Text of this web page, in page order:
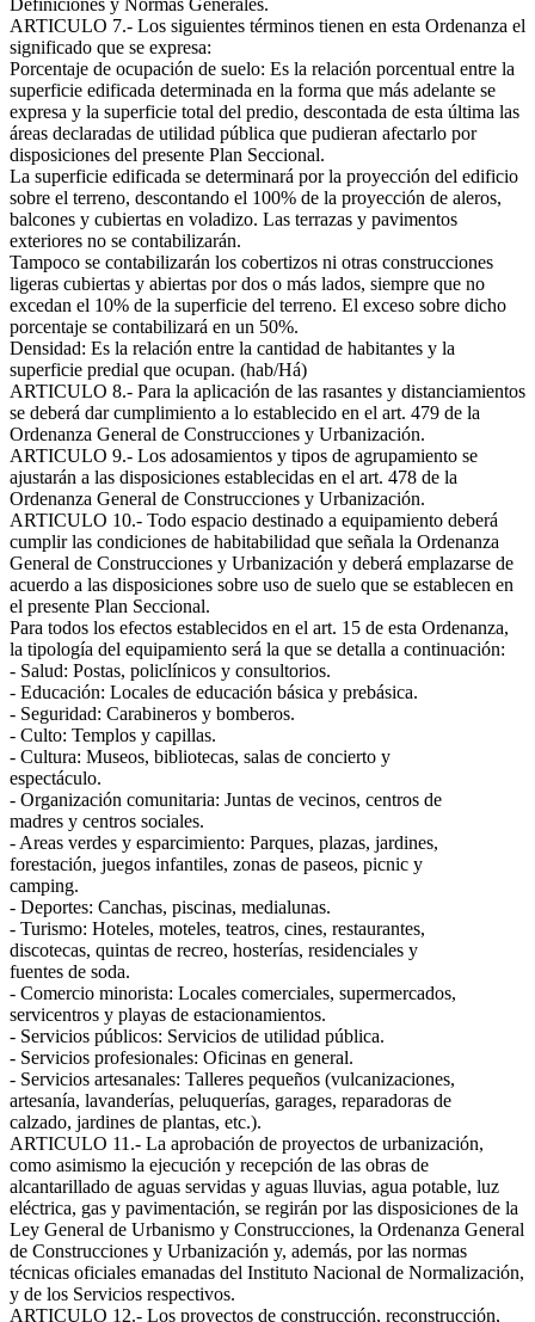
Definiciones y Normas Generales.
ARTICULO 7.- Los siguientes términos tienen en esta Ordenanza el
significado que se expresa:
Porcentaje de ocupación de suelo: Es la relación porcentual entre la
superficie edificada determinada en la forma que más adelante se
expresa y la superficie total del predio, descontada de esta última las
áreas declaradas de utilidad pública que pudieran afectarlo por
disposiciones del presente Plan Seccional.
La superficie edificada se determinará por la proyección del edificio
sobre el terreno, descontando el 100% de la proyección de aleros,
balcones y cubiertas en voladizo. Las terrazas y pavimentos
exteriores no se contabilizarán.
Tampoco se contabilizarán los cobertizos ni otras construcciones
ligeras cubiertas y abiertas por dos o más lados, siempre que no
excedan el 10% de la superficie del terreno. El exceso sobre dicho
porcentaje se contabilizará en un 50%.
Densidad: Es la relación entre la cantidad de habitantes y la
superficie predial que ocupan. (hab/Há)
ARTICULO 8.- Para la aplicación de las rasantes y distanciamientos
se deberá dar cumplimiento a lo establecido en el art. 479 de la
Ordenanza General de Construcciones y Urbanización.
ARTICULO 9.- Los adosamientos y tipos de agrupamiento se
ajustarán a las disposiciones establecidas en el art. 478 de la
Ordenanza General de Construcciones y Urbanización.
ARTICULO 10.- Todo espacio destinado a equipamiento deberá
cumplir las condiciones de habitabilidad que señala la Ordenanza
General de Construcciones y Urbanización y deberá emplazarse de
acuerdo a las disposiciones sobre uso de suelo que se establecen en
el presente Plan Seccional.
Para todos los efectos establecidos en el art. 15 de esta Ordenanza,
la tipología del equipamiento será la que se detalla a continuación:
- Salud: Postas, policlínicos y consultorios.
- Educación: Locales de educación básica y prebásica.
- Seguridad: Carabineros y bomberos.
- Culto: Templos y capillas.
- Cultura: Museos, bibliotecas, salas de concierto y
espectáculo.
- Organización comunitaria: Juntas de vecinos, centros de
madres y centros sociales.
- Areas verdes y esparcimiento: Parques, plazas, jardines,
forestación, juegos infantiles, zonas de paseos, picnic y
camping.
- Deportes: Canchas, piscinas, medialunas.
- Turismo: Hoteles, moteles, teatros, cines, restaurantes,
discotecas, quintas de recreo, hosterías, residenciales y
fuentes de soda.
- Comercio minorista: Locales comerciales, supermercados,
servicentros y playas de estacionamientos.
- Servicios públicos: Servicios de utilidad pública.
- Servicios profesionales: Oficinas en general.
- Servicios artesanales: Talleres pequeños (vulcanizaciones,
artesanía, lavanderías, peluquerías, garages, reparadoras de
calzado, jardines de plantas, etc.).
ARTICULO 11.- La aprobación de proyectos de urbanización,
como asimismo la ejecución y recepción de las obras de
alcantarillado de aguas servidas y aguas lluvias, agua potable, luz
eléctrica, gas y pavimentación, se regirán por las disposiciones de la
Ley General de Urbanismo y Construcciones, la Ordenanza General
de Construcciones y Urbanización y, además, por las normas
técnicas oficiales emanadas del Instituto Nacional de Normalización,
y de los Servicios respectivos.
ARTICULO 12.- Los proyectos de construcción, reconstrucción,